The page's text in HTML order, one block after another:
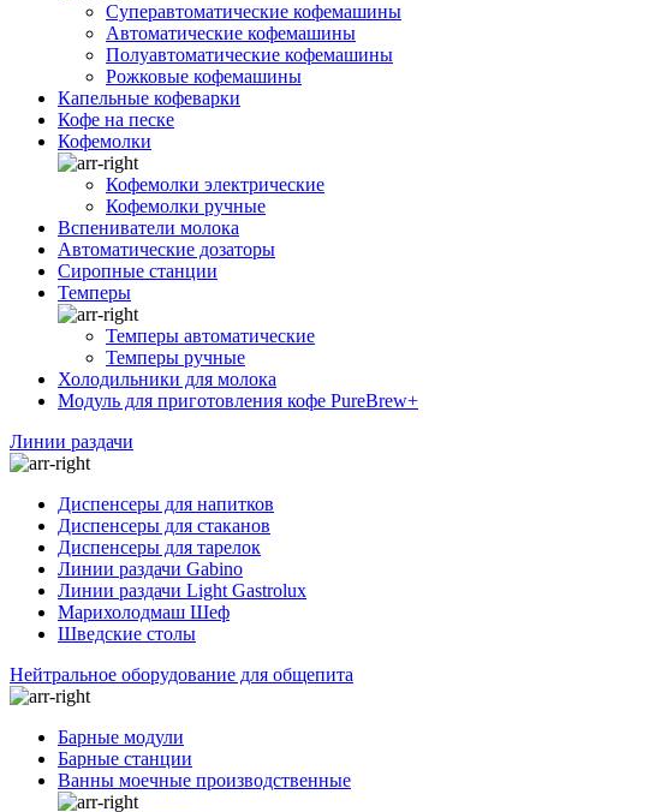
Суперавтоматические кофемашины
Автоматические кофемашины
Полуавтоматические кофемашины
Рожковые кофемашины
Капельные кофеварки
Кофе на песке
Кофемолки
Кофемолки электрические
Кофемолки ручные
Вспениватели молока
Автоматические дозаторы
Сиропные станции
Темперы
Темперы автоматические
Темперы ручные
Холодильники для молока
Модуль для приготовления кофе PureBrew+
Линии раздачи
Диспенсеры для напитков
Диспенсеры для стаканов
Диспенсеры для тарелок
Линии раздачи Gabino
Линии раздачи Light Gastrolux
Марихолодмаш Шеф
Шведские столы
Нейтральное оборудование для общепита
Барные модули
Барные станции
Ванны моечные производственные